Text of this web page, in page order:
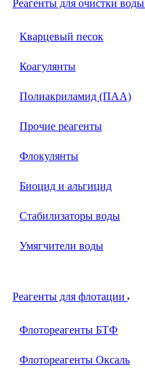
Реагенты для очистки воды
Кварцевый песок
Коагулянты
Полиакриламид (ПАА)
Прочие реагенты
Флокулянты
Биоцид и альгицид
Стабилизаторы воды
Умягчители воды
Реагенты для флотации
Флотореагенты БТФ
Флотореагенты Оксаль